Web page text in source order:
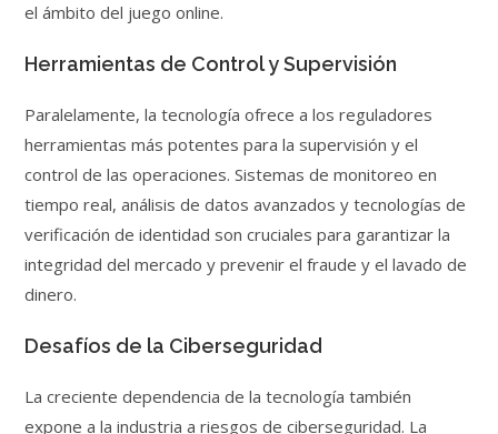
el ámbito del juego online.
Herramientas de Control y Supervisión
Paralelamente, la tecnología ofrece a los reguladores
herramientas más potentes para la supervisión y el
control de las operaciones. Sistemas de monitoreo en
tiempo real, análisis de datos avanzados y tecnologías de
verificación de identidad son cruciales para garantizar la
integridad del mercado y prevenir el fraude y el lavado de
dinero.
Desafíos de la Ciberseguridad
La creciente dependencia de la tecnología también
expone a la industria a riesgos de ciberseguridad. La